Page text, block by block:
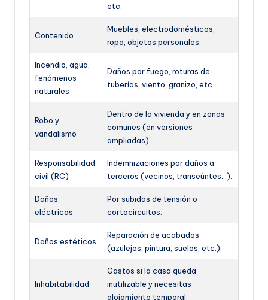
etc.
Contenido
Muebles, electrodomésticos,
ropa, objetos personales.
Incendio, agua,
fenómenos
naturales
Daños por fuego, roturas de
tuberías, viento, granizo, etc.
Robo y
vandalismo
Dentro de la vivienda y en zonas
comunes (en versiones
ampliadas).
Responsabilidad
civil (RC)
Indemnizaciones por daños a
terceros (vecinos, transeúntes…).
Daños
eléctricos
Por subidas de tensión o
cortocircuitos.
Daños estéticos
Reparación de acabados
(azulejos, pintura, suelos, etc.).
Inhabitabilidad
Gastos si la casa queda
inutilizable y necesitas
alojamiento temporal.